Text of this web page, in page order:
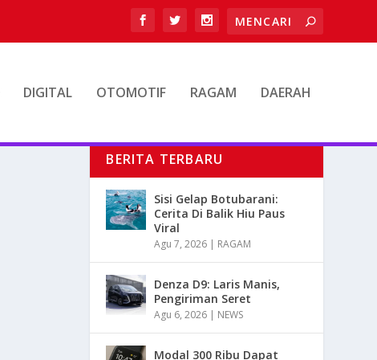
DIGITAL OTOMOTIF RAGAM DAERAH
BERITA TERBARU
Sisi Gelap Botubarani:
Cerita Di Balik Hiu Paus
Viral
Agu 7, 2026 | RAGAM
Denza D9: Laris Manis,
Pengiriman Seret
Agu 6, 2026 | NEWS
Modal 300 Ribu Dapat